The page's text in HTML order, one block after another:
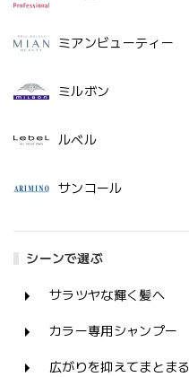
ミアンビューティー
ミルボン
ルベル
サンコール
シーンで選ぶ
サラツヤな輝く髪へ
カラー専用シャンプー
広がりを抑えてまとまる